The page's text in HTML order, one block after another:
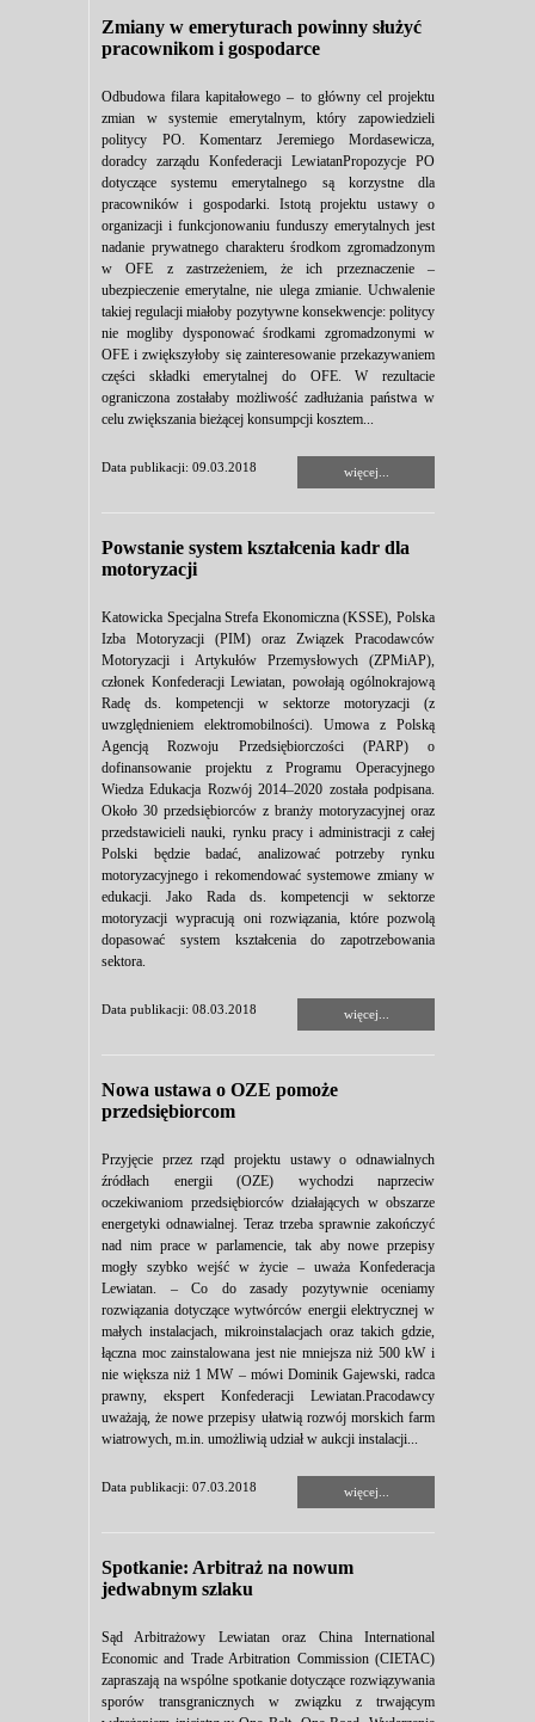
Zmiany w emeryturach powinny służyć
pracownikom i gospodarce
Odbudowa filara kapitałowego – to główny cel projektu
zmian w systemie emerytalnym, który zapowiedzieli
politycy PO. Komentarz Jeremiego Mordasewicza,
doradcy zarządu Konfederacji LewiatanPropozycje PO
dotyczące systemu emerytalnego są korzystne dla
pracowników i gospodarki. Istotą projektu ustawy o
organizacji i funkcjonowaniu funduszy emerytalnych jest
nadanie prywatnego charakteru środkom zgromadzonym
w OFE z zastrzeżeniem, że ich przeznaczenie –
ubezpieczenie emerytalne, nie ulega zmianie. Uchwalenie
takiej regulacji miałoby pozytywne konsekwencje: politycy
nie mogliby dysponować środkami zgromadzonymi w
OFE i zwiększyłoby się zainteresowanie przekazywaniem
części składki emerytalnej do OFE. W rezultacie
ograniczona zostałaby możliwość zadłużania państwa w
celu zwiększania bieżącej konsumpcji kosztem...
Data publikacji: 09.03.2018 więcej...
Powstanie system kształcenia kadr dla
motoryzacji
Katowicka Specjalna Strefa Ekonomiczna (KSSE), Polska
Izba Motoryzacji (PIM) oraz Związek Pracodawców
Motoryzacji i Artykułów Przemysłowych (ZPMiAP),
członek Konfederacji Lewiatan, powołają ogólnokrajową
Radę ds. kompetencji w sektorze motoryzacji (z
uwzględnieniem elektromobilności). Umowa z Polską
Agencją Rozwoju Przedsiębiorczości (PARP) o
dofinansowanie projektu z Programu Operacyjnego
Wiedza Edukacja Rozwój 2014–2020 została podpisana.
Około 30 przedsiębiorców z branży motoryzacyjnej oraz
przedstawicieli nauki, rynku pracy i administracji z całej
Polski będzie badać, analizować potrzeby rynku
motoryzacyjnego i rekomendować systemowe zmiany w
edukacji. Jako Rada ds. kompetencji w sektorze
motoryzacji wypracują oni rozwiązania, które pozwolą
dopasować system kształcenia do zapotrzebowania
sektora.
Data publikacji: 08.03.2018 więcej...
Nowa ustawa o OZE pomoże
przedsiębiorcom
Przyjęcie przez rząd projektu ustawy o odnawialnych
źródłach energii (OZE) wychodzi naprzeciw
oczekiwaniom przedsiębiorców działających w obszarze
energetyki odnawialnej. Teraz trzeba sprawnie zakończyć
nad nim prace w parlamencie, tak aby nowe przepisy
mogły szybko wejść w życie – uważa Konfederacja
Lewiatan. – Co do zasady pozytywnie oceniamy
rozwiązania dotyczące wytwórców energii elektrycznej w
małych instalacjach, mikroinstalacjach oraz takich gdzie,
łączna moc zainstalowana jest nie mniejsza niż 500 kW i
nie większa niż 1 MW – mówi Dominik Gajewski, radca
prawny, ekspert Konfederacji Lewiatan.Pracodawcy
uważają, że nowe przepisy ułatwią rozwój morskich farm
wiatrowych, m.in. umożliwią udział w aukcji instalacji...
Data publikacji: 07.03.2018 więcej...
Spotkanie: Arbitraż na nowum
jedwabnym szlaku
Sąd Arbitrażowy Lewiatan oraz China International
Economic and Trade Arbitration Commission (CIETAC)
zapraszają na wspólne spotkanie dotyczące rozwiązywania
sporów transgranicznych w związku z trwającym